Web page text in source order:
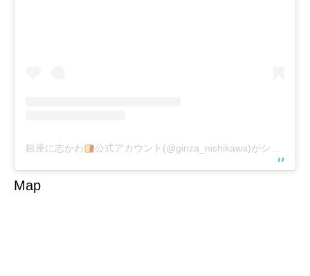
銀座に志かわ 公式アカウント(@ginza_nishikawa)がシェアした投稿
Map